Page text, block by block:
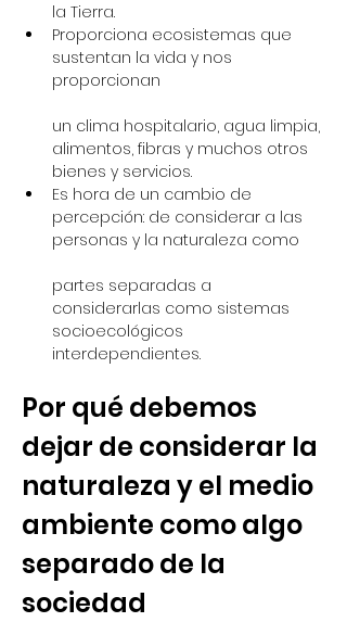
la Tierra.
Proporciona ecosistemas que
sustentan la vida y nos
proporcionan
un clima hospitalario, agua limpia,
alimentos, fibras y muchos otros
bienes y servicios.
Es hora de un cambio de
percepción: de considerar a las
personas y la naturaleza como
partes separadas a
considerarlas como sistemas
socioecológicos
interdependientes.
Por qué debemos
dejar de considerar la
naturaleza y el medio
ambiente como algo
separado de la
sociedad